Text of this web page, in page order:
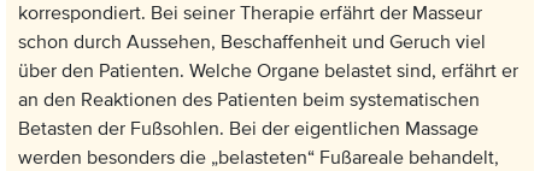
korrespondiert. Bei seiner Therapie erfährt der Masseur
schon durch Aussehen, Beschaffenheit und Geruch viel
über den Patienten. Welche Organe belastet sind, erfährt er
an den Reaktionen des Patienten beim systematischen
Betasten der Fußsohlen. Bei der eigentlichen Massage
werden besonders die „belasteten“ Fußareale behandelt,